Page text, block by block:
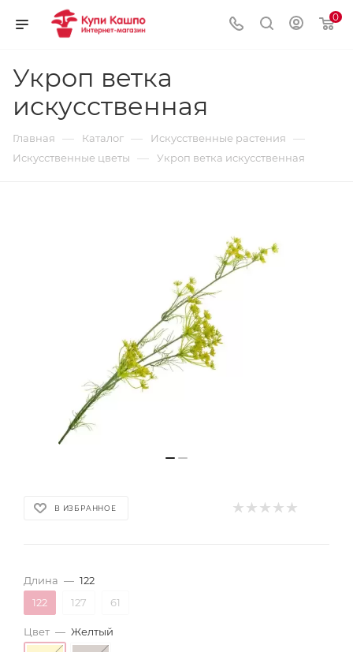
0
Укроп ветка
искусственная
Главная — Каталог — Искусственные растения —
Искусственные цветы — Укроп ветка искусственная
В ИЗБРАННОЕ
Длина — 122
122
127 61
Цвет — Желтый